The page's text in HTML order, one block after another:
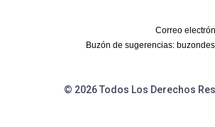
Correo
Buzón de sugerencias:
© 2026 Todos Los Derechos